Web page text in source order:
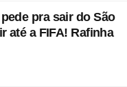
pra sair do São
até a FIFA! Rafinha